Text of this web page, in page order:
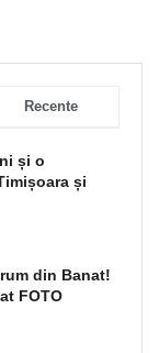
Recente
și o
și
din Banat!
FOTO